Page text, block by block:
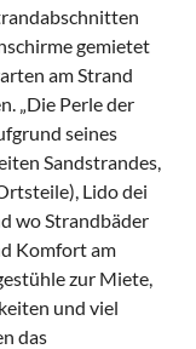
gemietet
am Strand
„Die Perle der
seines
Sandstrandes,
Lido dei
wo Strandbäder
Komfort am
zur Miete,
und viel
das